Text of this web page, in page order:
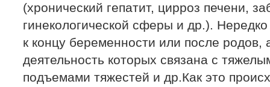
(хронический гепатит, цирроз печени,
гинекологической сферы и др.).
к концу беременности или после родов,
деятельность которых связана с
подъемами тяжестей и др.Как это